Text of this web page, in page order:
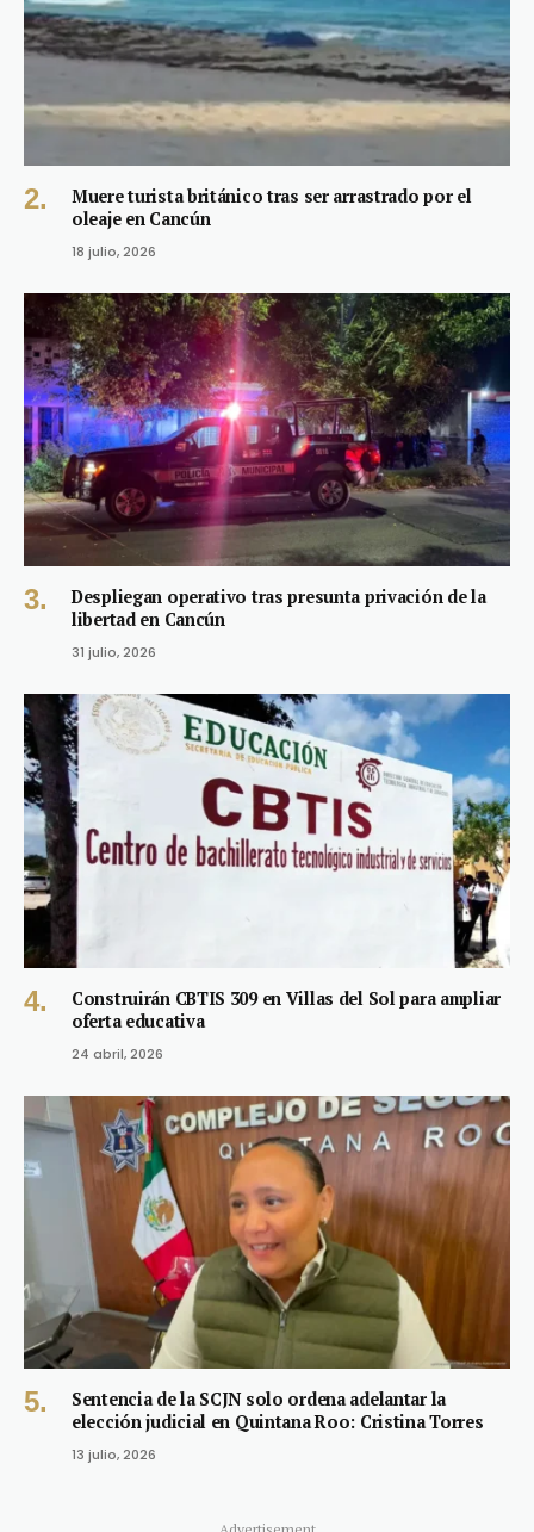
Muere turista británico tras ser arrastrado por el
oleaje en Cancún
18 julio, 2026
Despliegan operativo tras presunta privación de la
libertad en Cancún
31 julio, 2026
Construirán CBTIS 309 en Villas del Sol para ampliar
oferta educativa
24 abril, 2026
Sentencia de la SCJN solo ordena adelantar la
elección judicial en Quintana Roo: Cristina Torres
13 julio, 2026